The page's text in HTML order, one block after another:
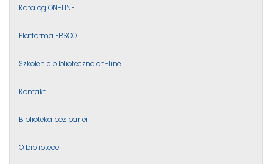
Katalog ON-LINE
Platforma EBSCO
Szkolenie biblioteczne on-line
Kontakt
Biblioteka bez barier
O bibliotece